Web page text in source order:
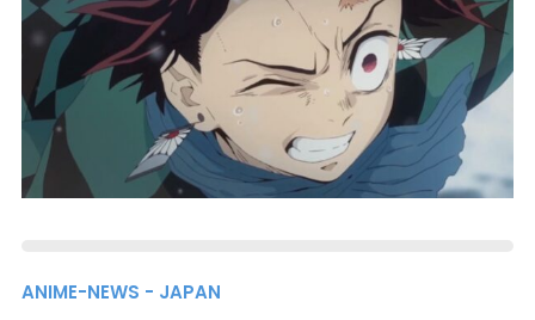
ANIME-NEWS - JAPAN